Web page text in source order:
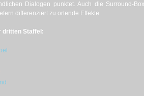
Dialogen punktet. Auch die Surround-
differenziert zu ortende Effekte.
dritten Staffel: